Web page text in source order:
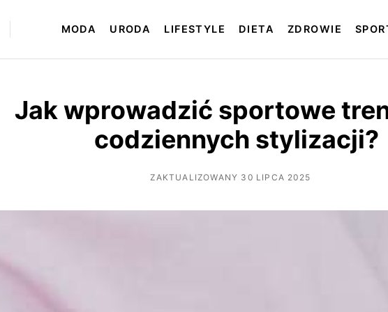
MODA URODA LIFESTYLE DIETA ZDROWIE
Jak wprowadzić sportowe
codziennych stylizacji?
ZAKTUALIZOWANY 30 LIPCA 2025